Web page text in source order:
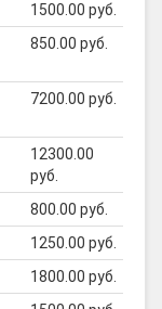
1500.00 руб.
850.00 руб.
7200.00 руб.
12300.00
руб.
800.00 руб.
1250.00 руб.
1800.00 руб.